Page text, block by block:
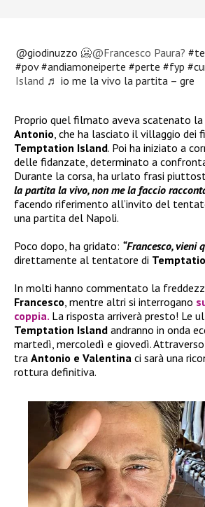
@giodinuzzo 🥶@Francesco Paura?
#pov #andiamoneiperte #perte #fyp
Island ♬ io me la vivo la partita – gre
Proprio quel filmato aveva scatenato la
Antonio , che ha lasciato il villaggio dei
Temptation Island. Poi ha iniziato a
delle fidanzate, determinato a
Durante la corsa, ha urlato frasi
la partita la vivo, non me la faccio
facendo riferimento all’invito del
una partita del Napoli.
Poco dopo, ha gridato: “Francesco, vieni
direttamente al tentatore di
In molti hanno commentato la
Francesco , mentre altri si interrogano
coppia. La risposta arriverà presto! Le
Temptation Island andranno in onda
martedì, mercoledì e giovedì. Attraverso
tra Antonio e Valentina ci sarà una
rottura definitiva.